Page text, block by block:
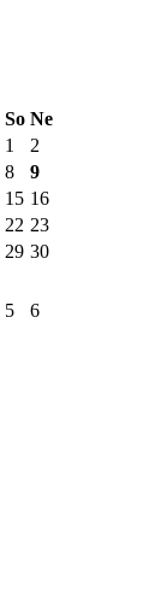
So Ne
1
2
8
9
15 16
22 23
29 30
5 6